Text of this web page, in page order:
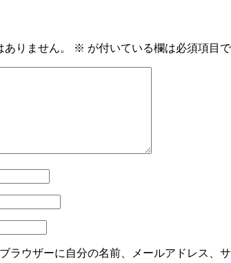
りません。 ※ が付いている欄は必須項目
ラウザーに自分の名前、メールアドレス、サ